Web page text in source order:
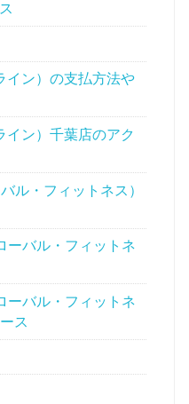
イン）の支払方法や
イン）千葉店のアク
ル・フィットネス）
ーバル・フィットネ
ーバル・フィットネ
ス